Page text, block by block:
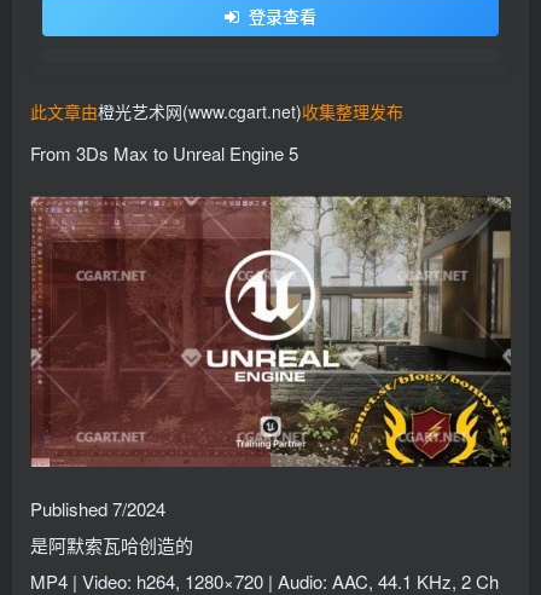
登录查看
此文章由橙光艺术网(www.cgart.net)收集整理发布
From 3Ds Max to Unreal Engine 5
Published 7/2024
是阿默索瓦哈创造的
MP4 | Video: h264, 1280×720 | Audio: AAC, 44.1 KHz, 2 Ch
登录密码
记住登录
登录
社交账号登录
QQ登录